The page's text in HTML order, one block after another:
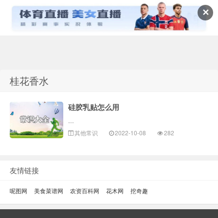
✕
桂花香水
硅胶乳贴怎么用
...
其他常识 2022-10-08 282
友情链接
呢图网 美食菜谱网 农资百科网 花木网 挖奇趣